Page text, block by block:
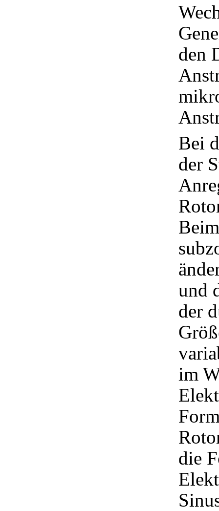
den
Bei
der
und
der
im
die